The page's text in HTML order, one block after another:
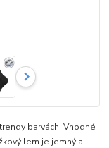
barvách. Vhodné
lem je jemný a